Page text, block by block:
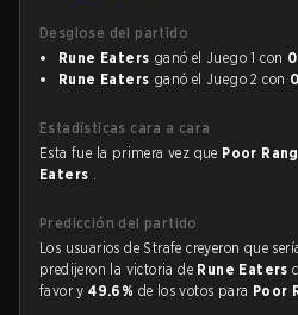
Desglose del partido
Rune Eaters ganó el Juego 1 con
Rune Eaters ganó el Juego 2 con
Estadísticas cara a cara
Esta fue la primera vez que Poor
Eaters .
Predicción del partido
Los usuarios de Strafe creyeron que
predijeron la victoria de Rune Eaters
favor y49.6% de los votos para Poor